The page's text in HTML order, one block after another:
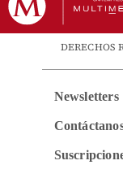
DERECHOS
Newsletters